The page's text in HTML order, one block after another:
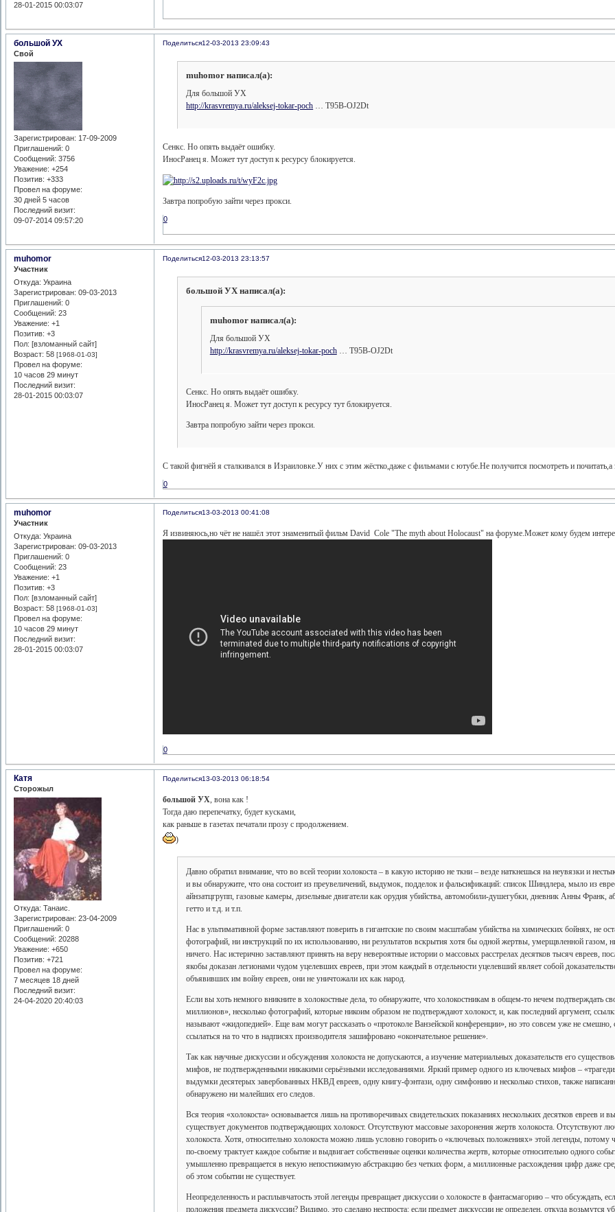
28-01-2015 00:03:07
Поделиться12-03-2013 23:09:43
большой УХ
Свой
Зарегистрирован: 17-09-2009
Приглашений: 0
Сообщений: 3756
Уважение: +254
Позитив: +333
Провел на форуме:
30 дней 5 часов
Последний визит:
09-07-2014 09:57:20
muhomor написал(а):
Для большой УХ
http://krasvremya.ru/aleksej-tokar-poch … T95B-OJ2Dt
Сенкс. Но опять выдаёт ошибку.
ИносРанец я. Может тут доступ к ресурсу блокируется.
Завтра попробую зайти через прокси.
0
Поделиться12-03-2013 23:13:57
muhomor
Участник
Откуда: Украина
Зарегистрирован: 09-03-2013
Приглашений: 0
Сообщений: 23
Уважение: +1
Позитив: +3
Пол: [взломанный сайт]
Возраст: 58[1968-01-03]
Провел на форуме:
10 часов 29 минут
Последний визит:
28-01-2015 00:03:07
большой УХ написал(а):
muhomor написал(а):
Для большой УХ
http://krasvremya.ru/aleksej-tokar-poch… T95B-OJ2Dt
Сенкс. Но опять выдаёт ошибку.
ИносРанец я. Может тут доступ к ресурсу тут блокируется.
Завтра попробую зайти через прокси.
С такой фигнёй я сталкивался в Израиловке.У них с этим жёстко,даже с фильмами с ютубе.Не получится посмотреть и
0
Поделиться13-03-2013 00:41:08
muhomor
Участник
Откуда: Украина
Зарегистрирован: 09-03-2013
Приглашений: 0
Сообщений: 23
Уважение: +1
Позитив: +3
Пол: [взломанный сайт]
Возраст: 58[1968-01-03]
Провел на форуме:
10 часов 29 минут
Последний визит:
28-01-2015 00:03:07
Я извиняюсь,но чёт не нашёл этот знаменитый фильм David Cole "The myth about Holocaust" на форуме.Может кому будем
0
Поделиться13-03-2013 06:18:54
Катя
Сторожыл
Откуда: Танаис.
Зарегистрирован: 23-04-2009
Приглашений: 0
Сообщений: 20288
Уважение: +650
Позитив: +721
Провел на форуме:
7 месяцев 18 дней
Последний визит:
24-04-2020 20:40:03
большой УХ , вона как !
Тогда даю перепечатку, будет кусками,
как раньше в газетах печатали прозу с продолжением.
)
Давно обратил внимание, что во всей теории холокоста – в какую историю не ткни – везде наткнешься на неувязки и
и вы обнаружите, что она состоит из преувеличений, выдумок, подделок и фальсификаций: список Шиндлера, мыло из
айнзатцгрупп, газовые камеры, дизельные двигатели как орудия убийства, автомобили-душегубки, дневник Анны Франк,
гетто и т.д. и т.п.
Нас в ультимативной форме заставляют поверить в гигантские по своим масштабам убийства на химических бойнях, не
фотографий, ни инструкций по их использованию, ни результатов вскрытия хотя бы одной жертвы, умерщвленной газом,
ничего. Нас истерично заставляют принять на веру невероятные истории о массовых расстрелах десятков тысяч евреев,
якобы доказан легионами чудом уцелевших евреев, при этом каждый в отдельности уцелевший являет собой
объявивших им войну евреев, они не уничтожали их как народ.
Если вы хоть немного вникните в холокостные дела, то обнаружите, что холокостникам в общем-то нечем подтверждать
миллионов», несколько фотографий, которые никоим образом не подтверждают холокост, и, как последний аргумент,
называют «жидопедией». Еще вам могут рассказать о «протоколе Ванзейской конференции», но это совсем уже не
ссылаться на то что в надписях производителя зашифровано «окончательное решение».
Так как научные дискуссии и обсуждения холокоста не допускаются, а изучение материальных доказательств его
мифов, не подтвержденными никакими серьёзными исследованиями. Яркий пример одного из ключевых мифов –
выдумки десятерых завербованных НКВД евреев, одну книгу-фэнтази, одну симфонию и несколько стихов, также
обнаружено ни малейших его следов.
Вся теория «холокоста» основывается лишь на противоречивых свидетельских показаниях нескольких десятков евреев
существует документов подтверждающих холокост. Отсутствуют массовые захоронения жертв холокоста. Отсутствуют
холокоста. Хотя, относительно холокоста можно лишь условно говорить о «ключевых положениях» этой легенды, потому
по-своему трактует каждое событие и выдвигает собственные оценки количества жертв, которые относительно одного
умышленно превращается в некую непостижимую абстракцию без четких форм, а миллионные расхождения цифр даже
об этом событии не существует.
Неопределенность и расплывчатость этой легенды превращает дискуссии о холокосте в фантасмагорию – что обсуждать,
положения предмета дискуссии? Видимо, это сделано неспроста: если предмет дискуссии не определен, откуда